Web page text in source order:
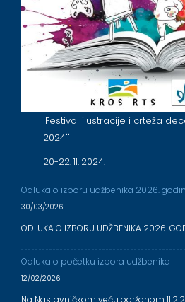
Festival ilustracije i crteža
2024''
20-22. 11. 2024.
Odluka o izboru udžbenika 2026.
30/03/2026
ODLUKA O IZBORU UDŽBENIKA 2026.
Odluka o početku izbora udžbenika
12/02/2026
Na Nastavničkom veću održanom